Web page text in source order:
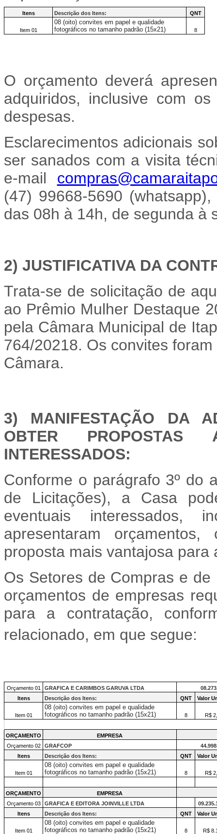
Itens Descrição dos Itens: QNT
Item 01
08 (oito) convites em papel e qualidade
fotográficos no tamanho padrão (15x21)
8
O orçamento deverá
adquiridos, inclusive com
despesas.
Esclarecimentos adicionais
ser sanados com a visita
e-mail
(47) 99668-5690
das 08h à 14h, de segunda à
2) JUSTIFICATIVA DA
Trata-se de solicitação de
ao Prêmio Mulher Destaque
pela Câmara Municipal de
764/20218. Os convites
Câmara.
3) MANIFESTAÇÃO DA
OBTER PROPOSTAS
INTERESSADOS:
Conforme o parágrafo 3º do
de Licitações), a Casa
eventuais interessados,
apresentaram
proposta mais vantajosa
Os Setores de Compras e
orçamentos de empresas
para a contratação,
relacionado, em que segue:
Orçamento 01 GRAFICA E CARIMBOS GARUVA LTDA
Itens
Descrição dos Itens: QNT Valor
Item 01
08 (oito) convites em papel e qualidade
fotográficos no tamanho padrão (15x21)
8 R$
ORÇAMENTO
EMPRESA
Orçamento 02
GRAFCOP
Itens
Descrição dos Itens: QNT Valor
Item 01
08 (oito) convites em papel e qualidade
fotográficos no tamanho padrão (15x21)
8 R$
ORÇAMENTO
EMPRESA
Orçamento 03
GRAFICA E EDITORA JOINVILLE LTDA
Itens
Descrição dos Itens: QNT Valor
Item 01
08 (oito) convites em papel e qualidade
fotográficos no tamanho padrão (15x21)
8 R$